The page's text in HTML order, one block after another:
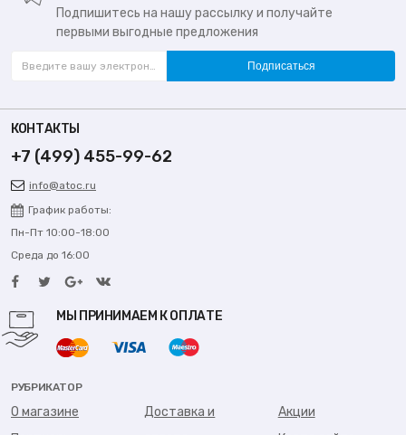
Подпишитесь на нашу рассылку и получайте
первыми выгодные предложения
Подписаться
КОНТАКТЫ
+7 (499) 455-99-62
info@atoc.ru
График работы:
Пн-Пт 10:00-18:00
Среда до 16:00
МЫ ПРИНИМАЕМ К ОПЛАТЕ
РУБРИКАТОР
О магазине
Доставка и
Акции